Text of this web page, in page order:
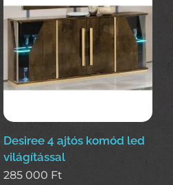
Desiree 4 ajtós komód led
világítással
285 000 Ft